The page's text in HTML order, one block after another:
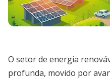
O setor de energia
profunda, movido por